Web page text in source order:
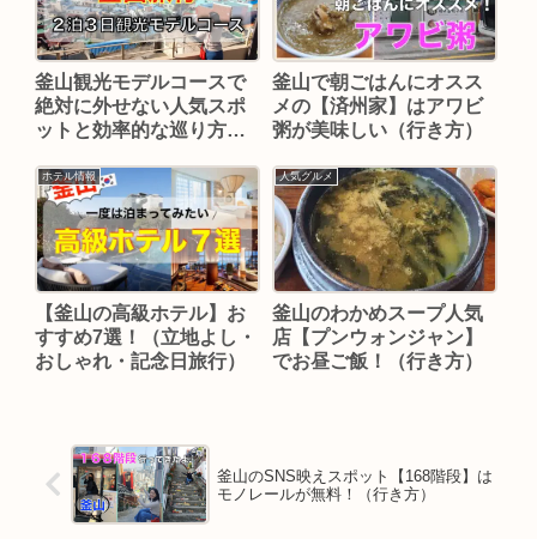
釜山観光モデルコースで
絶対に外せない人気スポ
ットと効率的な巡り方を
釜山で朝ごはんにオスス
メの【済州家】はアワビ
粥が美味しい（行き方）
ホテル情報
【釜山の高級ホテル】お
すすめ7選！（立地よし・
おしゃれ・記念日旅行）
人気グルメ
釜山のわかめスープ人気
店【プンウォンジャン】
でお昼ご飯！（行き方）
釜山のSNS映えスポット【168階段】は
モノレールが無料！（行き方）